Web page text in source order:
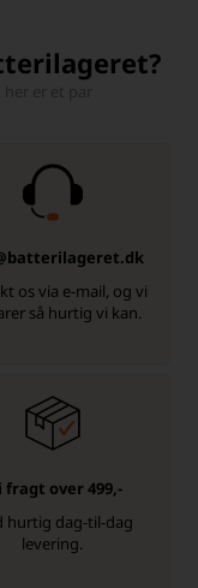
os via e-mail, og vi
så hurtig vi kan.
fragt over 499,-
hurtig dag-til-dag
levering.